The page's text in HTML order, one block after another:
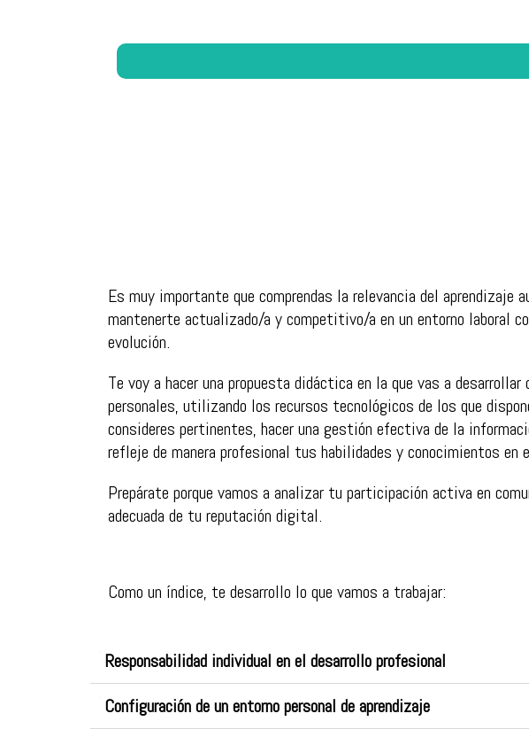
Es muy importante que comprendas la relevancia del aprendizaje
mantenerte actualizado/a y competitivo/a en un entorno laboral
evolución.
Te voy a hacer una propuesta didáctica en la que vas a
personales, utilizando los recursos tecnológicos de los que
consideres pertinentes, hacer una gestión efectiva de la
refleje de manera profesional tus habilidades y conocimientos
Prepárate porque vamos a analizar tu participación activa en
adecuada de tu reputación digital.
Como un índice, te desarrollo lo que vamos a trabajar:
Responsabilidad individual en el desarrollo profesional
Configuración de un entorno personal de aprendizaje